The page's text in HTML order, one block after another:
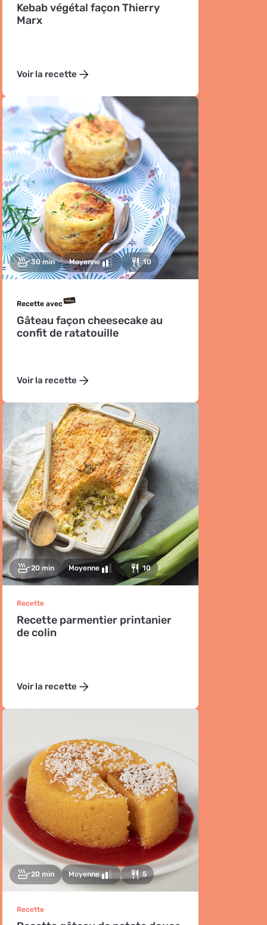
Kebab végétal façon Thierry
Marx
Voir la recette
30 min Moyenne 10
Recette avec
Gâteau façon cheesecake au
confit de ratatouille
Voir la recette
20 min Moyenne 10
Recette
Recette parmentier printanier
de colin
Voir la recette
20 min Moyenne 5
Recette